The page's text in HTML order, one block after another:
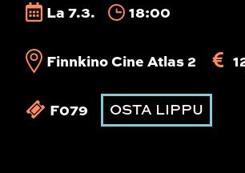
La 7.3. 18:00
Finnkino Cine Atlas 2
F079 OSTA LIPPU